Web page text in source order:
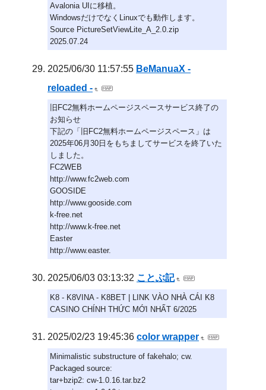
Avalonia UIに移植。
WindowsだけでなくLinuxでも動作します。
Source PictureSetViewLite_A_2.0.zip
2025.07.24
2025/06/30 11:57:55 BeManuaX -
reloaded -
旧FC2無料ホームページスペースサービス終了の
お知らせ
下記の「旧FC2無料ホームページスペース」は
2025年06月30日をもちましてサービスを終了いた
しました。
FC2WEB
http://www.fc2web.com
GOOSIDE
http://www.gooside.com
k-free.net
http://www.k-free.net
Easter
http://www.easter.
2025/06/03 03:13:32 ことぶ記
K8 - K8VINA - K8BET | LINK VÀO NHÀ CÁI K8
CASINO CHÍNH THỨC MỚI NHẤT 6/2025
2025/02/23 19:45:36 color wrapper
Minimalistic substructure of fakehalo; cw.
Packaged source:
tar+bzip2: cw-1.0.16.tar.bz2